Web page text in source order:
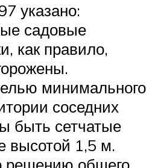
указано:
садовые
как правило,
минимального
соседних
быть сетчатые
высотой 1,5 м.